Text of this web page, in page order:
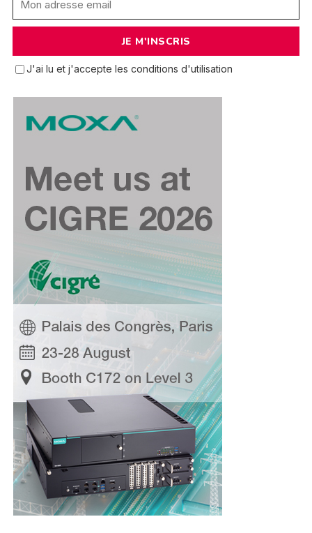
J'ai lu et j'accepte les conditions d'utilisation